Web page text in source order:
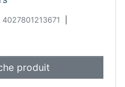
4027801213671
produit